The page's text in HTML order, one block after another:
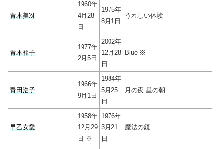
青木美冴
1960年
4月28
日
1975年
8月1日
うれしい体験
青木裕子
1977年
2月5日
2002年
12月28
日
Blue ※
青田浩子
1966年
9月1日
1984年
5月25
日
月の夜 星の朝
早乙女愛
1958年
12月29
日 ※
1976年
3月21
日
魔法の鏡